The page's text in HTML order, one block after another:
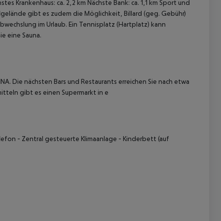
Krankenhaus: ca. 2,2 km Nächste Bank: ca. 1,1 km Sport und
gibt es zudem die Möglichkeit, Billard (geg. Gebühr)
im Urlaub. Ein Tennisplatz (Hartplatz) kann
eine Sauna.
Die nächsten Bars und Restaurants erreichen Sie nach etwa
gibt es einen Supermarkt in e
- Zentral gesteuerte Klimaanlage - Kinderbett (auf